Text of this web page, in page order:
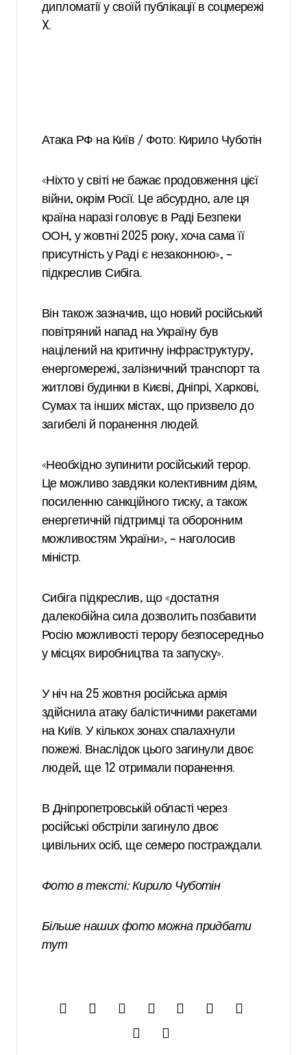
дипломатії у своїй публікації в соцмережі
X.
Атака РФ на Київ / Фото: Кирило Чуботін
«Ніхто у світі не бажає продовження цієї
війни, окрім Росії. Це абсурдно, але ця
країна наразі головує в Раді Безпеки
ООН, у жовтні 2025 року, хоча сама її
присутність у Раді є незаконною», –
підкреслив Сибіга.
Він також зазначив, що новий російський
повітряний напад на Україну був
націлений на критичну інфраструктуру,
енергомережі, залізничний транспорт та
житлові будинки в Києві, Дніпрі, Харкові,
Сумах та інших містах, що призвело до
загибелі й поранення людей.
«Необхідно зупинити російський терор.
Це можливо завдяки колективним діям,
посиленню санкційного тиску, а також
енергетичній підтримці та оборонним
можливостям України», – наголосив
міністр.
Сибіга підкреслив, що «достатня
далекобійна сила дозволить позбавити
Росію можливості терору безпосередньо
у місцях виробництва та запуску».
У ніч на 25 жовтня російська армія
здійснила атаку балістичними ракетами
на Київ. У кількох зонах спалахнули
пожежі. Внаслідок цього загинули двоє
людей, ще 12 отримали поранення.
В Дніпропетровській області через
російські обстріли загинуло двоє
цивільних осіб, ще семеро постраждали.
Фото в тексті: Кирило Чуботін
Більше наших фото можна придбати
тут